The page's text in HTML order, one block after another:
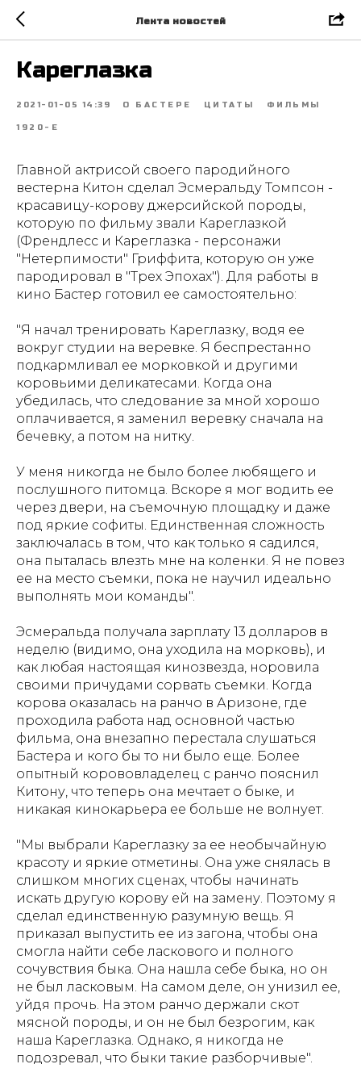
Лента новостей
Кареглазка
2021-01-05 14:39 О БАСТЕРЕ ЦИТАТЫ ФИЛЬМЫ
1920-Е
Главной актрисой своего пародийного
вестерна Китон сделал Эсмеральду Томпсон -
красавицу-корову джерсийской породы,
которую по фильму звали Кареглазкой
(Френдлесс и Кареглазка - персонажи
"Нетерпимости" Гриффита, которую он уже
пародировал в "Трех Эпохах"). Для работы в
кино Бастер готовил ее самостоятельно:
"Я начал тренировать Кареглазку, водя ее
вокруг студии на веревке. Я беспрестанно
подкармливал ее морковкой и другими
коровьими деликатесами. Когда она
убедилась, что следование за мной хорошо
оплачивается, я заменил веревку сначала на
бечевку, а потом на нитку.
У меня никогда не было более любящего и
послушного питомца. Вскоре я мог водить ее
через двери, на съемочную площадку и даже
под яркие софиты. Единственная сложность
заключалась в том, что как только я садился,
она пыталась влезть мне на коленки. Я не повез
ее на место съемки, пока не научил идеально
выполнять мои команды".
Эсмеральда получала зарплату 13 долларов в
неделю (видимо, она уходила на морковь), и
как любая настоящая кинозвезда, норовила
своими причудами сорвать съемки. Когда
корова оказалась на ранчо в Аризоне, где
проходила работа над основной частью
фильма, она внезапно перестала слушаться
Бастера и кого бы то ни было еще. Более
опытный корововладелец с ранчо пояснил
Китону, что теперь она мечтает о быке, и
никакая кинокарьера ее больше не волнует.
"Мы выбрали Кареглазку за ее необычайную
красоту и яркие отметины. Она уже снялась в
слишком многих сценах, чтобы начинать
искать другую корову ей на замену. Поэтому я
сделал единственную разумную вещь. Я
приказал выпустить ее из загона, чтобы она
смогла найти себе ласкового и полного
сочувствия быка. Она нашла себе быка, но он
не был ласковым. На самом деле, он унизил ее,
уйдя прочь. На этом ранчо держали скот
мясной породы, и он не был безрогим, как
наша Кареглазка. Однако, я никогда не
подозревал, что быки такие разборчивые".